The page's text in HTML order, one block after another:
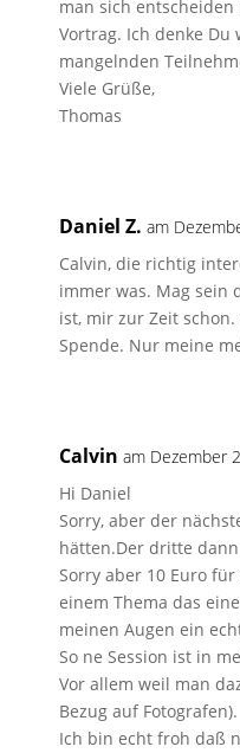
man sich
Vortrag. Ich denke
mangelnden
Viele Grüße,
Thomas
Daniel Z. am
Calvin, die richtig
immer was. Mag sein
ist, mir zur Zeit
Spende. Nur meine
Calvin am Dezember
Hi Daniel
Sorry, aber der
hätten.Der dritte
Sorry aber 10 Euro
einem Thema das
meinen Augen ein
So ne Session ist in
Vor allem weil man
Bezug auf Fotografen).
Ich bin echt froh daß